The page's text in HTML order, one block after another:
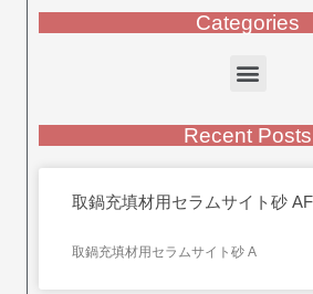
Categories
Recent Posts
取鍋充填材用セラムサイト砂
取鍋充填材用セラムサイト砂 A